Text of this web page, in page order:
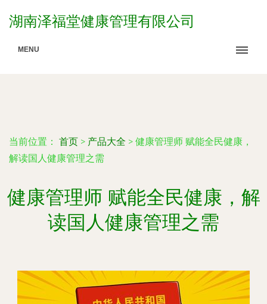
湖南泽福堂健康管理有限公司
MENU
当前位置： 首页 > 产品大全 > 健康管理师 赋能全民健康，
解读国人健康管理之需
健康管理师 赋能全民健康，解
读国人健康管理之需